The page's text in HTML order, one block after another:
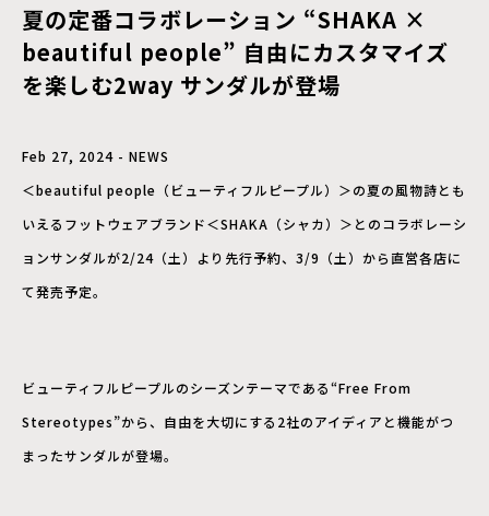
夏の定番コラボレーション “SHAKA ×
beautiful people” 自由にカスタマイズ
を楽しむ2way サンダルが登場
Feb 27, 2024 - NEWS
＜beautiful people（ビューティフルピープル）＞の夏の風物詩とも
いえるフットウェアブランド＜SHAKA（シャカ）＞とのコラボレーシ
ョンサンダルが2/24（土）より先行予約、3/9（土）から直営各店に
て発売予定。
ビューティフルピープルのシーズンテーマである“Free From
Stereotypes”から、自由を大切にする2社のアイディアと機能がつ
まったサンダルが登場。